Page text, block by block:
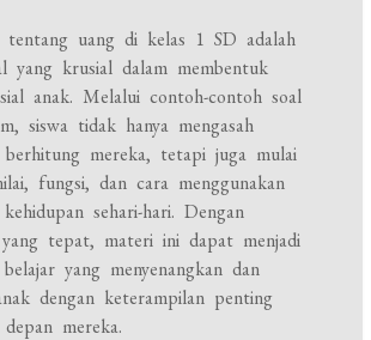
tentang uang di kelas 1 SD adalah
yang krusial dalam membentuk
anak. Melalui contoh-contoh soal
siswa tidak hanya mengasah
berhitung mereka, tetapi juga mulai
fungsi, dan cara menggunakan
sehari-hari. Dengan
yang tepat, materi ini dapat menjadi
yang menyenangkan dan
dengan keterampilan penting
mereka.